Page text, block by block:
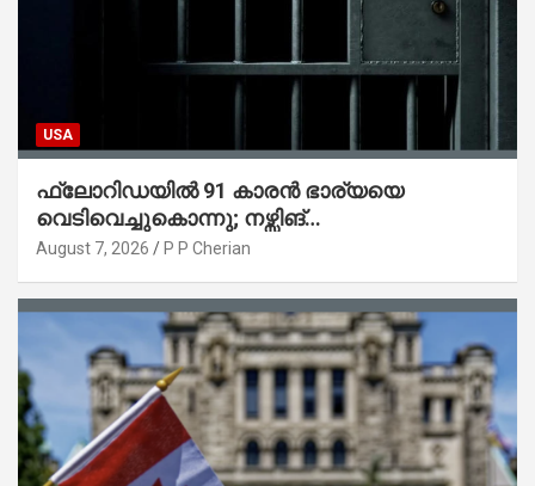
USA
ഫ്ലോറിഡയിൽ 91 കാരൻ ഭാര്യയെ
വെടിവെച്ചുകൊന്നു; നഴ്സിങ്
ഹോമിലാക്കില്ലെന്ന് നൽകിയ വാഗ്ദാനം
August 7, 2026 P P Cherian